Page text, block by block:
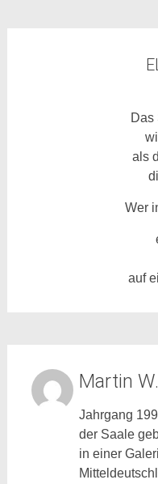
Das
als
Wer
auf
Martin
Jahrgang
der Saale
in einer